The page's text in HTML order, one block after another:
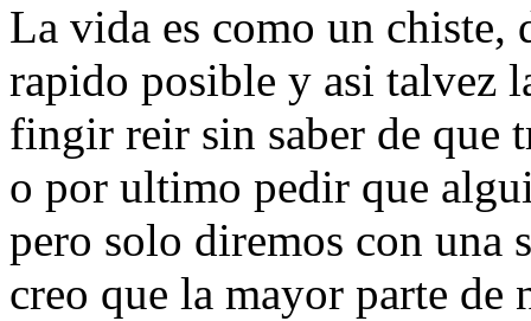
La vida es como un chiste,
rapido posible y asi talvez
fingir reir sin saber de que
o por ultimo pedir que
pero solo diremos con una
creo que la mayor parte de